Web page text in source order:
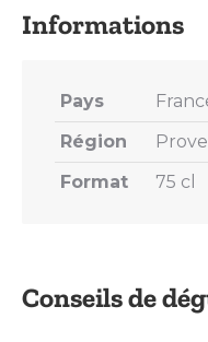
Conseils de
Pays
Région
Format
75 cl